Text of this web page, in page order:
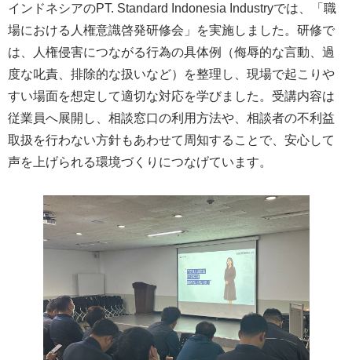
インドネシアのPT. Standard Indonesia Industryでは、「職
場における人権意識啓発研修会」を実施しました。研修で
は、人権侵害につながる行為の具体例（侮辱的な言動、過
度な叱責、排除的な扱いなど）を整理し、現場で起こりや
すい場面を想定して適切な対応を学びました。受講内容は
従業員へ展開し、相談窓口の利用方法や、相談者の不利益
取扱を行わない方針もあわせて周知することで、安心して
声を上げられる環境づくりにつなげています。